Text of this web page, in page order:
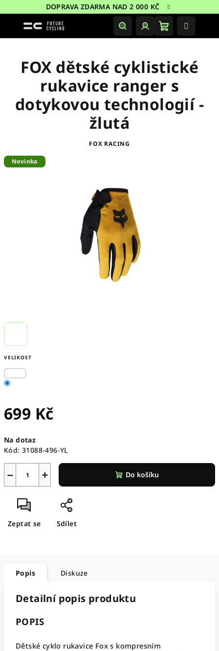
na
DOPRAVA ZDARMA NAD 2 000 KČ
HledatPřihlášeníNákupní
VELIKOST
699 Kč
cena:
Na dotaz
Kód: 31088-496-YL
+
− Do košíku
Zeptat se Sdílet
FOX dětské cyklistické
rukavice ranger s
dotykovou technologií -
žlutá
FOX RACING
Novinka
Popis Diskuze
Detailní popis produktu
POPIS
Dětské cyklo rukavice Fox s kompresním